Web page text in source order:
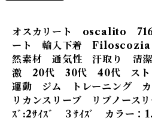
オスカリート oscalito
ート 輸入下着
然素材 通気性 汗取り 清
激 20代 30代 40代 スト
運動 ジム トレーニング
リカンスリーブ リブノース
ｽﾞ:2ｻｲｽﾞ ３ｻｲｽﾞ カラー：